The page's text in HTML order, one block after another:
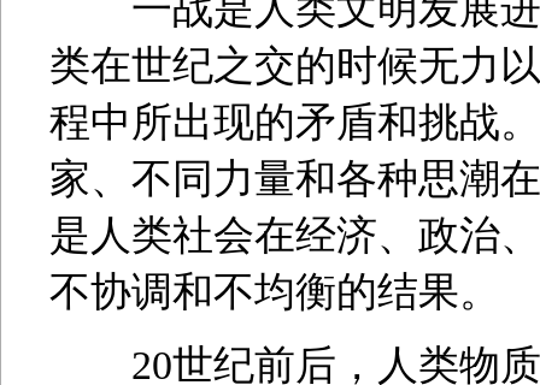
一战是人类文明发展进
类在世纪之交的时候无力
程中所出现的矛盾和挑战
家、不同力量和各种思潮
是人类社会在经济、政治
不协调和不均衡的结果。
20世纪前后，人类物质